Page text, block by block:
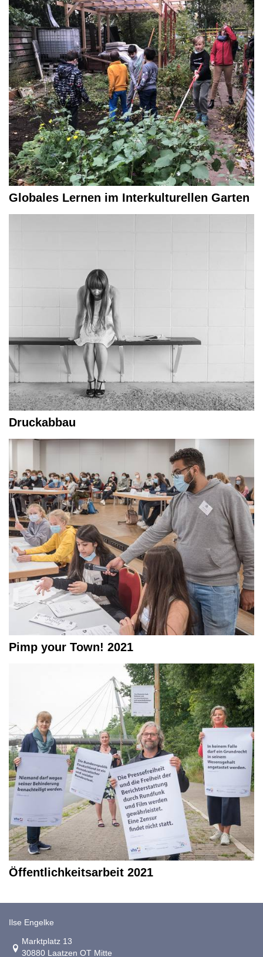
Globales Lernen im Interkulturellen Garten
Druckabbau
Pimp your Town! 2021
Öffentlichkeitsarbeit 2021
Ilse Engelke
Link zur Google-Maps Navigation
Marktplatz 13
30880 Laatzen OT Mitte